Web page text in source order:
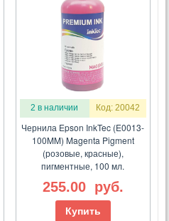
2 в наличии Код: 20042
Чернила Epson InkTec (E0013-
100MM) Magenta Pigment
(розовые, красные),
пигментные, 100 мл.
255.00 руб.
Купить